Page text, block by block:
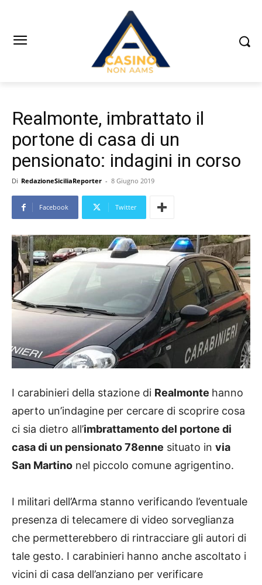
Realmonte, imbrattato il
portone di casa di un
pensionato: indagini in corso
Di RedazioneSiciliaReporter - 8 Giugno 2019
Facebook Twitter
I carabinieri della stazione di Realmonte hanno
aperto un’indagine per cercare di scoprire cosa
ci sia dietro all’imbrattamento del portone di
casa di un pensionato 78enne situato in via
San Martino nel piccolo comune agrigentino.
I militari dell’Arma stanno verificando l’eventuale
presenza di telecamere di video sorveglianza
che permetterebbero di rintracciare gli autori di
tale gesto. I carabinieri hanno anche ascoltato i
vicini di casa dell’anziano per verificare